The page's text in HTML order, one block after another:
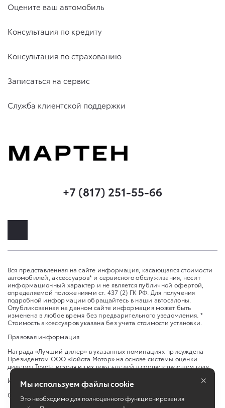
Оцените ваш автомобиль
Консультация по кредиту
Консультация по страхованию
Записаться на сервис
Служба клиентской поддержки
+7 (817) 251-55-66
Вся представленная на сайте информация, касающаяся стоимости
автомобилей, аксессуаров* и сервисного обслуживания, носит
информационный характер и не является публичной офертой,
определяемой положениями ст. 437 (2) ГК РФ. Для получения
подробной информации обращайтесь в наши автосалоны.
Опубликованная на данном сайте информация может быть
изменена в любое время без предварительного уведомления. *
Стоимость аксессуаров указана без учета стоимости установки.
Правовая информация
Награда «Лучший дилер» в указанных номинациях присуждена
Президентом ООО «Тойота Мотор» на основе системы оценки
дилеров Toyota исходя из их показателей в соответствующем году.
Изменить настройку cookies
Сбросить cookie
Мы используем файлы cookie
Это необходимо для полноценного функционирования
×